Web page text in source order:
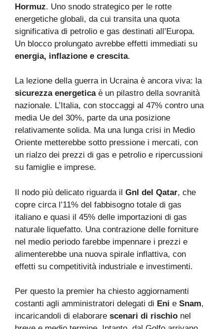
Hormuz. Uno snodo strategico per le rotte
energetiche globali, da cui transita una quota
significativa di petrolio e gas destinati all’Europa.
Un blocco prolungato avrebbe effetti immediati su
energia, inflazione e crescita.
La lezione della guerra in Ucraina è ancora viva: la
sicurezza energeticaè un pilastro della sovranità
nazionale. L’Italia, con stoccaggi al 47% contro una
media Ue del 30%, parte da una posizione
relativamente solida. Ma una lunga crisi in Medio
Oriente metterebbe sotto pressione i mercati, con
un rialzo dei prezzi di gas e petrolio e ripercussioni
su famiglie e imprese.
Il nodo più delicato riguarda il Gnl del Qatar, che
copre circa l’11% del fabbisogno totale di gas
italiano e quasi il 45% delle importazioni di gas
naturale liquefatto. Una contrazione delle forniture
nel medio periodo farebbe impennare i prezzi e
alimenterebbe una nuova spirale inflattiva, con
effetti su competitività industriale e investimenti.
Per questo la premier ha chiesto aggiornamenti
costanti agli amministratori delegati di Eni e Snam,
incaricandoli di elaborare scenari di rischio nel